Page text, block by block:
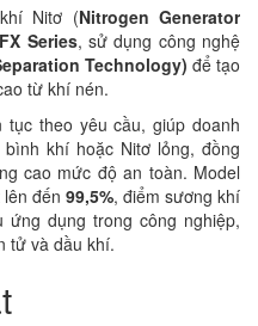
Nitơ (Nitrogen Generator
Series, sử dụng công nghệ
Technology) để tạo
từ khí nén.
theo yêu cầu, giúp doanh
khí hoặc Nitơ lỏng, đồng
cao mức độ an toàn. Model
đến 99,5%, điểm sương khí
ứng dụng trong công nghiệp,
tử và dầu khí.